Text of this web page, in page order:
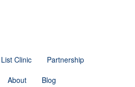
List Clinic
Partnership
About Blog